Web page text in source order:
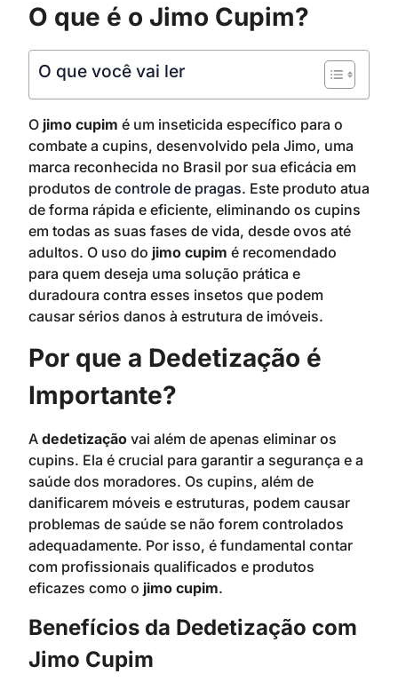
O que é o Jimo Cupim?
O que você vai ler
O jimo cupim é um inseticida específico para o
combate a cupins, desenvolvido pela Jimo, uma
marca reconhecida no Brasil por sua eficácia em
produtos de controle de pragas. Este produto atua
de forma rápida e eficiente, eliminando os cupins
em todas as suas fases de vida, desde ovos até
adultos. O uso do jimo cupim é recomendado
para quem deseja uma solução prática e
duradoura contra esses insetos que podem
causar sérios danos à estrutura de imóveis.
Por que a Dedetização é
Importante?
A dedetização vai além de apenas eliminar os
cupins. Ela é crucial para garantir a segurança e a
saúde dos moradores. Os cupins, além de
danificarem móveis e estruturas, podem causar
problemas de saúde se não forem controlados
adequadamente. Por isso, é fundamental contar
com profissionais qualificados e produtos
eficazes como o jimo cupim.
Benefícios da Dedetização com
Jimo Cupim